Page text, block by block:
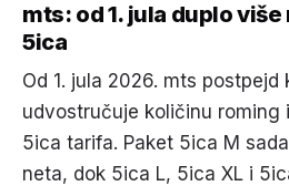
mts: od 1. jula duplo
5ica
Od 1. jula 2026. mts postpejd
udvostručuje količinu roming
5ica tarifa. Paket 5ica M
neta, dok 5ica L, 5ica XL i